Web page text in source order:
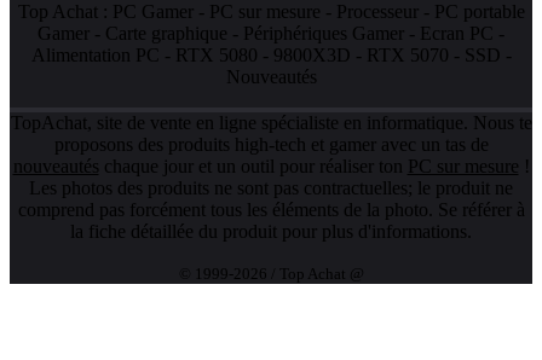
Top Achat : PC Gamer- PC sur mesure - Processeur- PC portable
Gamer - Carte graphique - Périphériques Gamer - Ecran PC -
Alimentation PC - RTX 5080 - 9800X3D - RTX 5070 - SSD -
Nouveautés
TopAchat, site de vente en ligne spécialiste en informatique. Nous te
proposons des produits high-tech et gamer avec un tas de
nouveautés chaque jour et un outil pour réaliser ton PC sur mesure !
Les photos des produits ne sont pas contractuelles; le produit ne
comprend pas forcément tous les éléments de la photo. Se référer à
la fiche détaillée du produit pour plus d'informations.
© 1999-2026 / Top Achat @